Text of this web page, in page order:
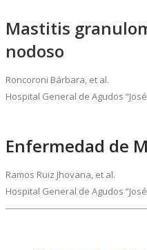
Mastitis
nodoso
Roncoroni Bárbara, et al.
Hospital General de Agudos
Enfermedad de
Ramos Ruiz Jhovana, et al.
Hospital General de Agudos